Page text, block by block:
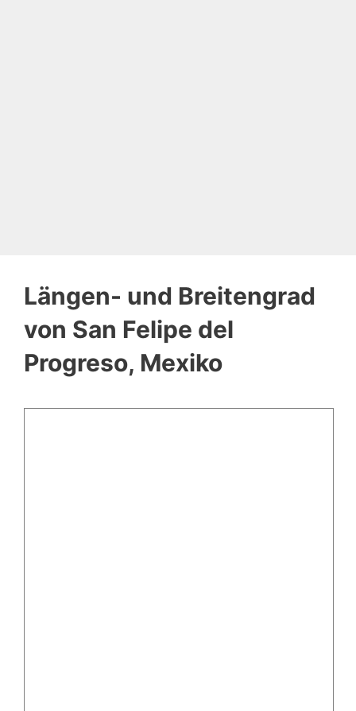
Längen- und Breitengrad
von San Felipe del
Progreso, Mexiko